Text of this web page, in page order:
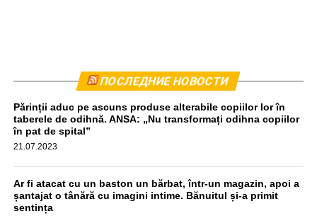
Комбайн был остановлен приблизительно в 440
метрах от места происшествия. Водитель прошел тест
на алкоголь, результат оказался отрицательным,
передаёт unimedia.info. Все обстоятельства инцидента
выясняются.
ПОСЛЕДНИЕ НОВОСТИ
Părinții aduc pe ascuns produse alterabile copiilor lor în
taberele de odihnă. ANSA: „Nu transformați odihna copiilor
în pat de spital”
21.07.2023
Ar fi atacat cu un baston un bărbat, într-un magazin, apoi a
șantajat o tânără cu imagini intime. Bănuitul și-a primit
sentința